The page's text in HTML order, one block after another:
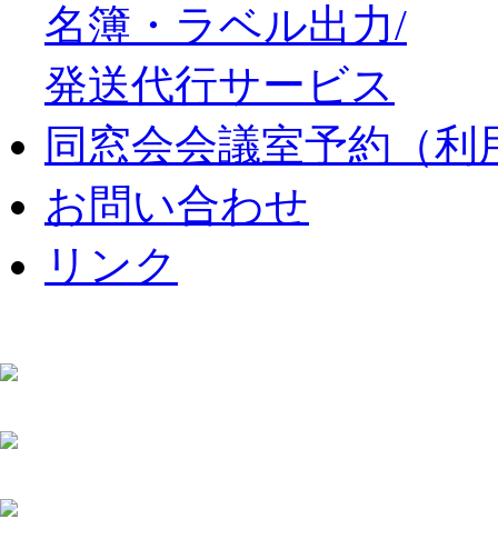
名簿・ラベル出力/
発送代行サービス
同窓会会議室予約（利
お問い合わせ
リンク